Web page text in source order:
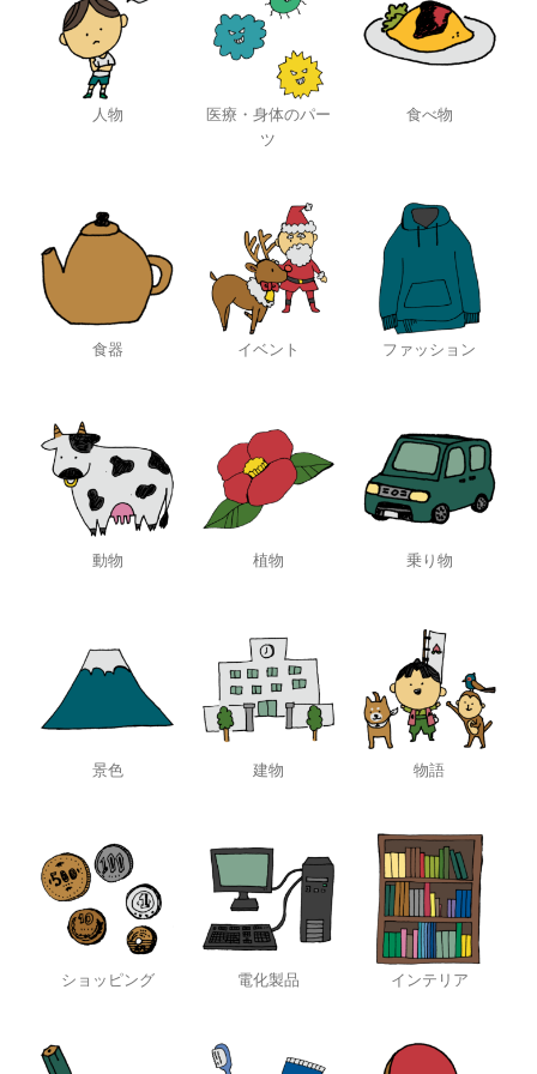
人物
医療・身体のパー
ツ
食べ物
食器 イベント ファッション
動物 植物 乗り物
景色 建物 物語
ショッピング 電化製品 インテリア